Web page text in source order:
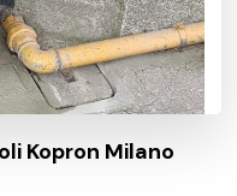
Kopron Milano